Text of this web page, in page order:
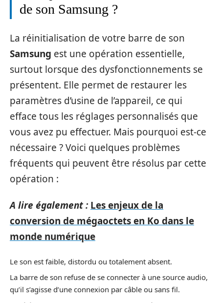
de son Samsung ?
La réinitialisation de votre barre de son
Samsung est une opération essentielle,
surtout lorsque des dysfonctionnements se
présentent. Elle permet de restaurer les
paramètres d’usine de l’appareil, ce qui
efface tous les réglages personnalisés que
vous avez pu effectuer. Mais pourquoi est-ce
nécessaire ? Voici quelques problèmes
fréquents qui peuvent être résolus par cette
opération :
A lire également : Les enjeux de la
conversion de mégaoctets en Ko dans le
monde numérique
Le son est faible, distordu ou totalement absent.
La barre de son refuse de se connecter à une source audio,
qu’il s’agisse d’une connexion par câble ou sans fil.